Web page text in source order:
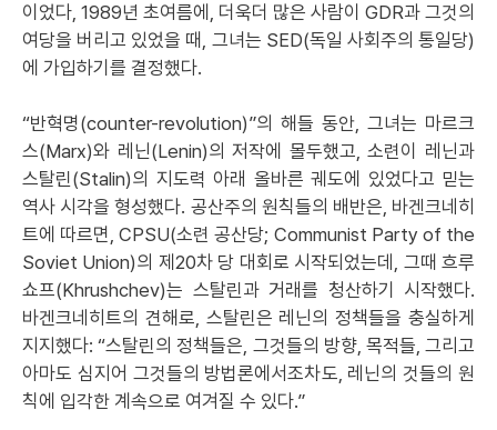
이었다, 1989년 초여름에, 더욱더 많은 사람이 GDR과 그것의
여당을 버리고 있었을 때, 그녀는 SED(독일 사회주의 통일당)
에 가입하기를 결정했다.
“반혁명(counter-revolution)”의 해들 동안, 그녀는 마르크
스(Marx)와 레닌(Lenin)의 저작에 몰두했고, 소련이 레닌과
스탈린(Stalin)의 지도력 아래 올바른 궤도에 있었다고 믿는
역사 시각을 형성했다. 공산주의 원칙들의 배반은, 바겐크네히
트에 따르면, CPSU(소련 공산당; Communist Party of the
Soviet Union)의 제20차 당 대회로 시작되었는데, 그때 흐루
쇼프(Khrushchev)는 스탈린과 거래를 청산하기 시작했다.
바겐크네히트의 견해로, 스탈린은 레닌의 정책들을 충실하게
지지했다: “스탈린의 정책들은, 그것들의 방향, 목적들, 그리고
아마도 심지어 그것들의 방법론에서조차도, 레닌의 것들의 원
칙에 입각한 계속으로 여겨질 수 있다.”